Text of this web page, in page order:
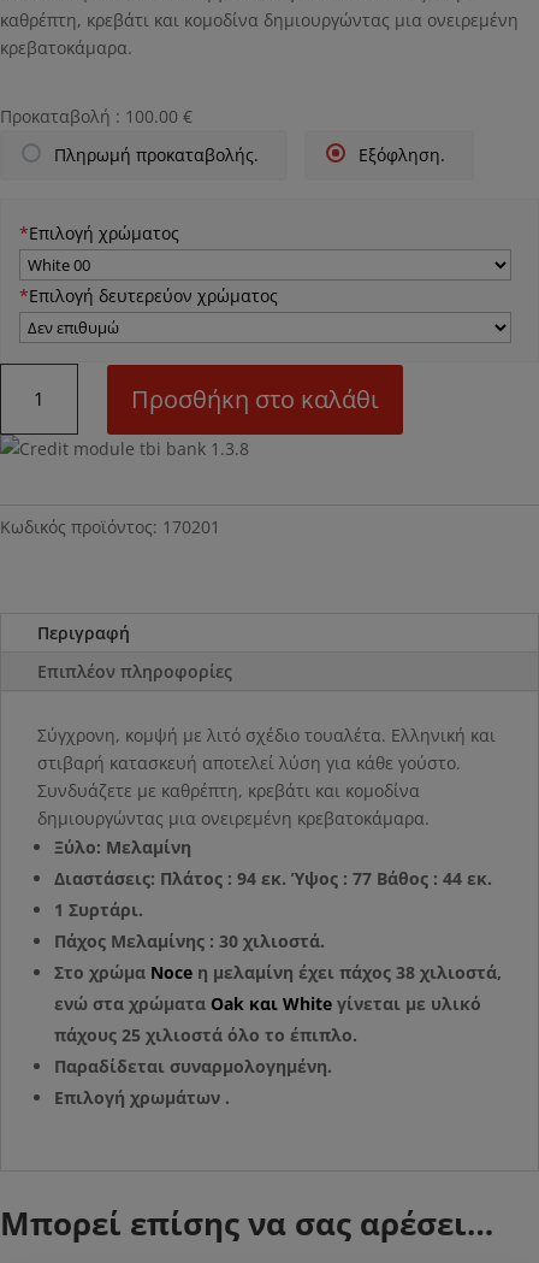
καθρέπτη, κρεβάτι και κομοδίνα δημιουργώντας μια ονειρεμένη
κρεβατοκάμαρα.
Προκαταβολή : 100.00 €
Εξόφληση.
Πληρωμή προκαταβολής.
*Επιλογή χρώματος
*Επιλογή δευτερεύον χρώματος
Τουαλέτα
ποσότητα
Προσθήκη στο καλάθι
Κωδικός προϊόντος: 170201
Περιγραφή
Επιπλέον πληροφορίες
Σύγχρονη, κομψή με λιτό σχέδιο τουαλέτα. Ελληνική και
στιβαρή κατασκευή αποτελεί λύση για κάθε γούστο.
Συνδυάζετε με καθρέπτη, κρεβάτι και κομοδίνα
δημιουργώντας μια ονειρεμένη κρεβατοκάμαρα.
Ξύλο: Μελαμίνη
Διαστάσεις: Πλάτος : 94 εκ. Ύψος : 77 Βάθος : 44 εκ.
1 Συρτάρι.
Πάχος Μελαμίνης : 30 χιλιοστά.
Στο χρώμα Noce η μελαμίνη έχει πάχος 38 χιλιοστά,
ενώ στα χρώματα Oak και White γίνεται με υλικό
πάχους 25 χιλιοστά όλο το έπιπλο.
Παραδίδεται συναρμολογημένη.
Επιλογή χρωμάτων .
Μπορεί επίσης να σας αρέσει…